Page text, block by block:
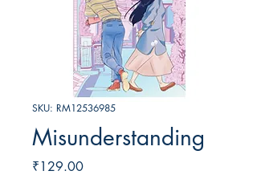
SKU: RM12536985
Misunderstanding
₹129.00Price